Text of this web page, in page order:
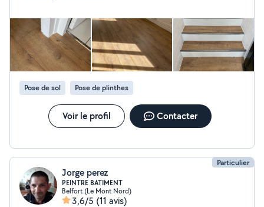
Pose de sol Pose de plinthes
Voir le profil Contacter
Particulier
Jorge perez
PEINTRE BATIMENT
Belfort (Le Mont Nord)
3,6/5 (11 avis)